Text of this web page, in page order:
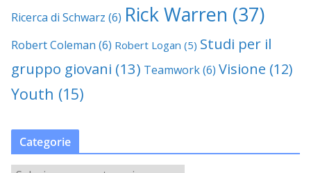
Ricerca di Schwarz (6) Rick Warren (37)
Robert Coleman (6) Robert Logan (5) Studi per il
gruppo giovani (13) Teamwork(6) Visione (12)
Youth (15)
Categorie